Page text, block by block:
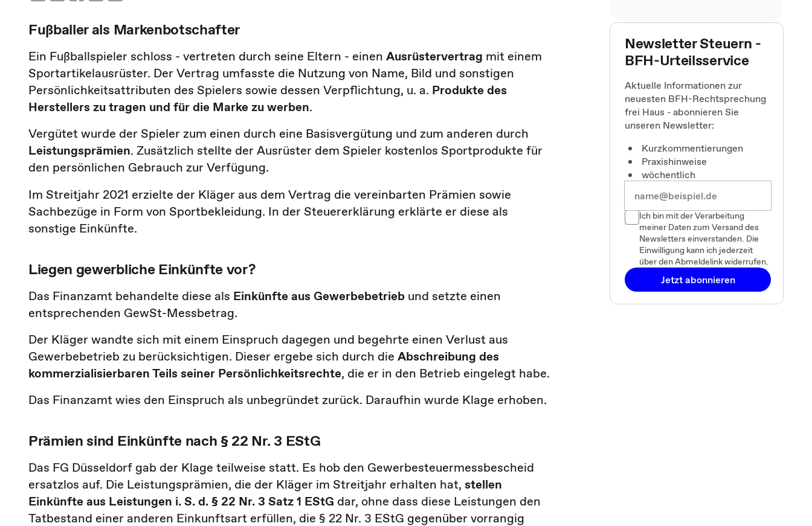
Fußballer als Markenbotschafter
Ein Fußballspieler schloss - vertreten durch seine Eltern - einen Ausrüstervertrag mit einem
Sportartikelausrüster. Der Vertrag umfasste die Nutzung von Name, Bild und sonstigen
Persönlichkeitsattributen des Spielers sowie dessen Verpflichtung, u. a. Produkte des
Herstellers zu tragen und für die Marke zu werben.
Vergütet wurde der Spieler zum einen durch eine Basisvergütung und zum anderen durch
Leistungsprämien. Zusätzlich stellte der Ausrüster dem Spieler kostenlos Sportprodukte für
den persönlichen Gebrauch zur Verfügung.
Im Streitjahr 2021 erzielte der Kläger aus dem Vertrag die vereinbarten Prämien sowie
Sachbezüge in Form von Sportbekleidung. In der Steuererklärung erklärte er diese als
sonstige Einkünfte.
Liegen gewerbliche Einkünfte vor?
Das Finanzamt behandelte diese als Einkünfte aus Gewerbebetrieb und setzte einen
entsprechenden GewSt-Messbetrag.
Der Kläger wandte sich mit einem Einspruch dagegen und begehrte einen Verlust aus
Gewerbebetrieb zu berücksichtigen. Dieser ergebe sich durch die Abschreibung des
kommerzialisierbaren Teils seiner Persönlichkeitsrechte, die er in den Betrieb eingelegt habe.
Das Finanzamt wies den Einspruch als unbegründet zurück. Daraufhin wurde Klage erhoben.
Prämien sind Einkünfte nach § 22 Nr. 3 EStG
Das FG Düsseldorf gab der Klage teilweise statt. Es hob den Gewerbesteuermessbescheid
ersatzlos auf. Die Leistungsprämien, die der Kläger im Streitjahr erhalten hat, stellen
Einkünfte aus Leistungen i. S. d. § 22 Nr. 3 Satz 1 EStG dar, ohne dass diese Leistungen den
Tatbestand einer anderen Einkunftsart erfüllen, die § 22 Nr. 3 EStG gegenüber vorrangig
Newsletter Steuern -
BFH-Urteilsservice
Aktuelle Informationen zur
neuesten BFH-Rechtsprechung
frei Haus - abonnieren Sie
unseren Newsletter:
Kurzkommentierungen
Praxishinweise
wöchentlich
Ich bin mit der Verarbeitung
meiner Daten zum Versand des
Newsletters einverstanden. Die
Einwilligung kann ich jederzeit
über den Abmeldelink widerrufen.
Jetzt abonnieren